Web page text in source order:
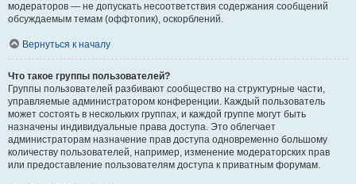
модераторов — не допускать несоответствия содержания сообщений
обсуждаемым темам (оффтопик), оскорблений.
Вернуться к началу
Что такое группы пользователей?
Группы пользователей разбивают сообщество на структурные части,
управляемые администратором конференции. Каждый пользователь
может состоять в нескольких группах, и каждой группе могут быть
назначены индивидуальные права доступа. Это облегчает
администраторам назначение прав доступа одновременно большому
количеству пользователей, например, изменение модераторских прав
или предоставление пользователям доступа к приватным форумам.